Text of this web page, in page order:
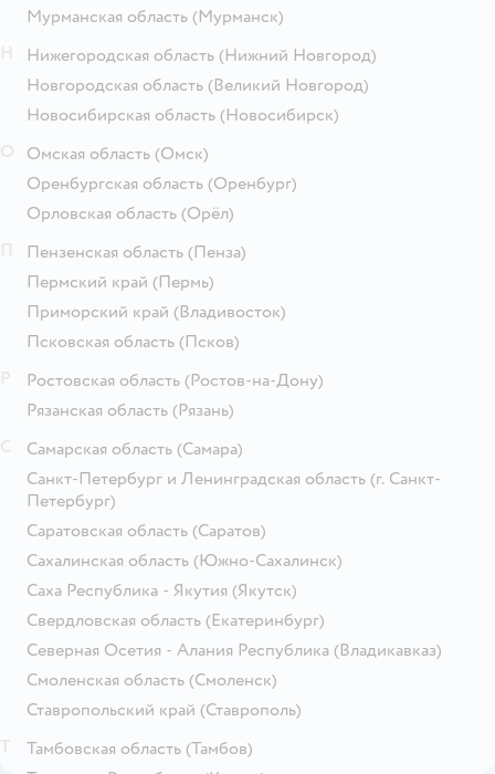
Мурманская область (Мурманск)
Нижегородская область (Нижний Новгород)
Новгородская область (Великий Новгород)
Новосибирская область (Новосибирск)
Омская область (Омск)
Оренбургская область (Оренбург)
Орловская область (Орёл)
Пензенская область (Пенза)
Пермский край (Пермь)
Приморский край (Владивосток)
Псковская область (Псков)
Ростовская область (Ростов-на-Дону)
Рязанская область (Рязань)
Самарская область (Самара)
Санкт-Петербург и Ленинградская область (г. Санкт-
Петербург)
Саратовская область (Саратов)
Сахалинская область (Южно-Сахалинск)
Саха Республика - Якутия (Якутск)
Свердловская область (Екатеринбург)
Северная Осетия - Алания Республика (Владикавказ)
Смоленская область (Смоленск)
Ставропольский край (Ставрополь)
Тамбовская область (Тамбов)